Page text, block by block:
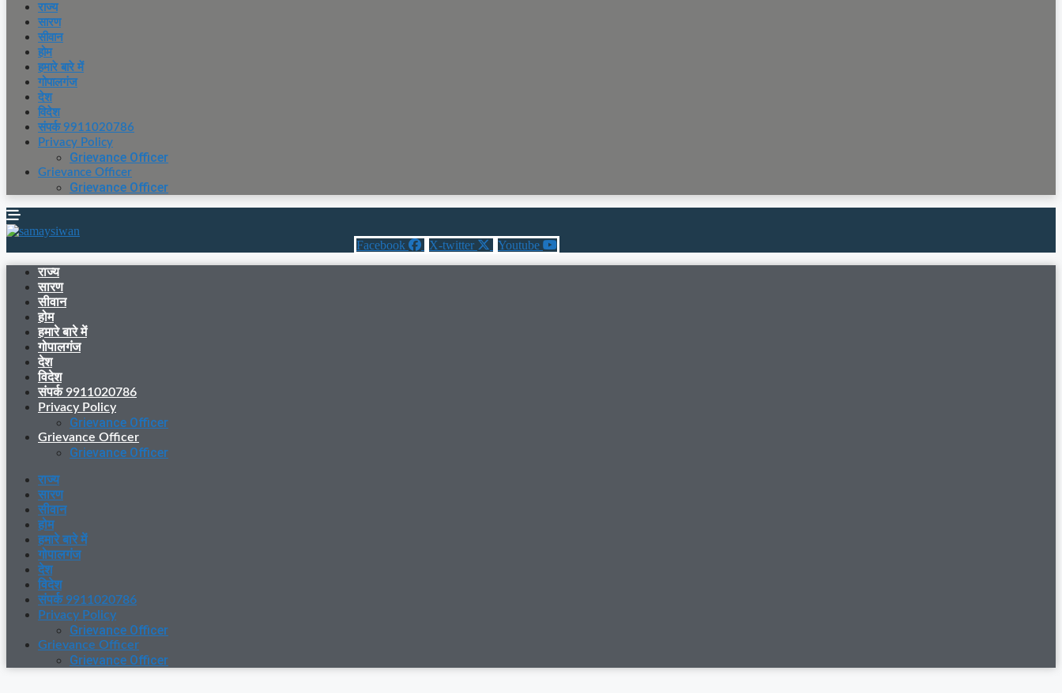
राज्य
सारण
सीवान
होम
हमारे बारे में
गोपालगंज
देश
विदेश
संपर्क 9911020786
Privacy Policy
Grievance Officer
Grievance Officer
Grievance Officer
Facebook X-twitter Youtube
राज्य
सारण
सीवान
होम
हमारे बारे में
गोपालगंज
देश
विदेश
संपर्क 9911020786
Privacy Policy
Grievance Officer
Grievance Officer
Grievance Officer
राज्य
सारण
सीवान
होम
हमारे बारे में
गोपालगंज
देश
विदेश
संपर्क 9911020786
Privacy Policy
Grievance Officer
Grievance Officer
Grievance Officer